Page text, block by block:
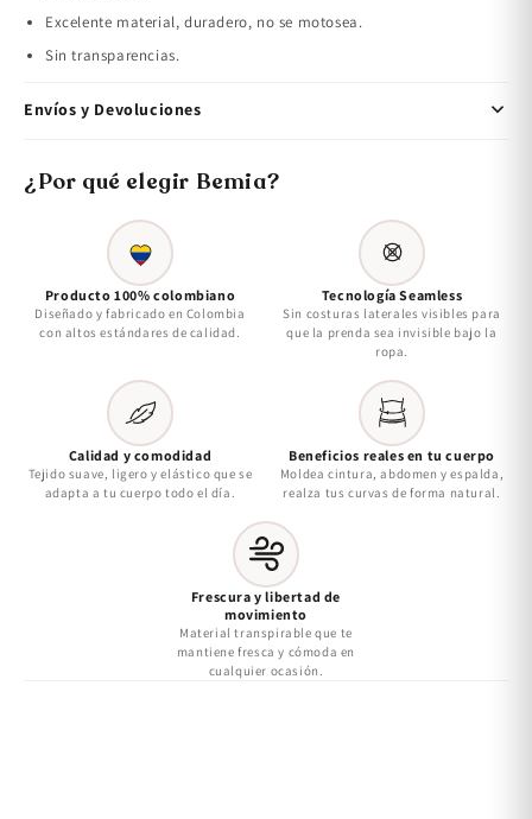
Excelente material, duradero, no se motosea.
Sin transparencias.
Envíos y Devoluciones
¿Por qué elegir Bemia?
Producto 100% colombiano
Diseñado y fabricado en Colombia
con altos estándares de calidad.
Tecnología Seamless
Sin costuras laterales visibles para
que la prenda sea invisible bajo la
ropa.
Calidad y comodidad
Tejido suave, ligero y elástico que se
adapta a tu cuerpo todo el día.
Beneficios reales en tu cuerpo
Moldea cintura, abdomen y espalda,
realza tus curvas de forma natural.
Frescura y libertad de
movimiento
Material transpirable que te
mantiene fresca y cómoda en
cualquier ocasión.